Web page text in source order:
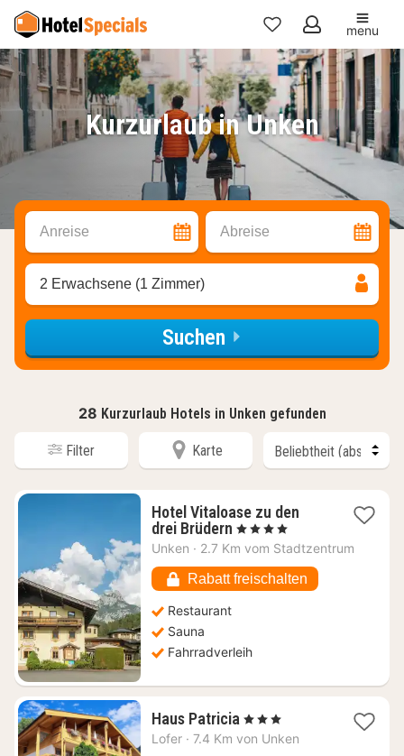
Meine
Favoriten
menu
Kurzurlaub in Unken
Anreise Abreise
2 Erwachsene (1 Zimmer)
Suchen
28 Kurzurlaub Hotels in Unken gefunden
Filter Karte
Hotel Vitaloase zu den
drei Brüdern 1
Nacht
119,91
€
, 4 Sterne
Unken · 2.7 Km vom Stadtzentrum
Rabatt freischalten
Restaurant
Sauna
Fahrradverleih
Haus Patricia 1
Nacht
, 3 Sterne
Lofer · 7.4 Km von Unken